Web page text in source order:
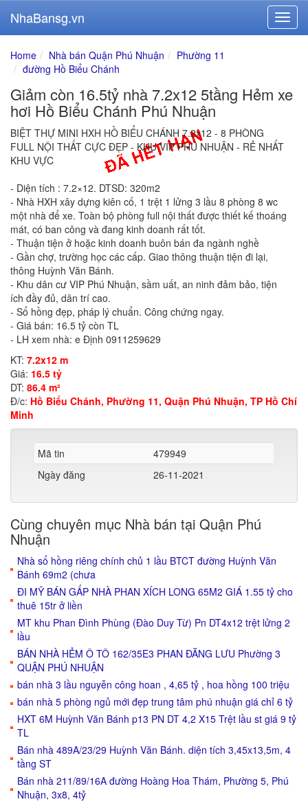
NhaBansg.vn
Home Nhà bán Quận Phú Nhuận
Phường 11
đường Hồ Biểu Chánh
Giảm còn 16.5tỷ nhà 7.2x12 5tầng Hẻm xe
hơi Hồ Biểu Chánh Phú Nhuận
BIỆT THỰ MINI HXH HỒ BIỂU CHÁNH 7.2x12 - 8 PHÒNG
FULL NỘI THẤT CỰC ĐẸP - KHU VIP PHÚ NHUẬN - RẺ NHẤT
KHU VỰC
- Diện tích : 7.2×12. DTSD: 320m2
- Nhà HXH xây dựng kiên cố, 1 trệt 1 lửng 3 lầu 8 phòng 8 wc
một nhà để xe. Toàn bộ phòng full nội thất được thiết kế thoáng
mát, có ban công và đang kinh doanh rất tốt.
- Thuận tiện ở hoặc kinh doanh buôn bán đa ngành nghề
- Gần chợ, trường học các cấp. Giao thông thuận tiện đi lại,
thông Huỳnh Văn Bánh.
- Khu dân cư VIP Phú Nhuận, sầm uất, an ninh đảm bảo, tiện
ích đầy đủ, dân trí cao.
- Sổ hồng đẹp, pháp lý chuẩn. Công chứng ngay.
- Giá bán: 16.5 tỷ còn TL
- LH xem nhà: e Định 0911259629
KT: 7.2x12 m
Giá: 16.5 tỷ
DT: 86.4 m²
Đ/c: Hồ Biểu Chánh, Phường 11, Quận Phú Nhuận, TP Hồ Chí
Minh
Mã tin
479949
Ngày đăng
26-11-2021
Cùng chuyên mục Nhà bán tại Quận Phú
Nhuận
Nhà sổ hồng riêng chính chủ 1 lầu BTCT đường Huỳnh Văn
Bánh 69m2 (chưa
ĐI MỸ BÁN GẤP NHÀ PHAN XÍCH LONG 65M2 GIÁ 1.55 tỷ cho
thuê 15tr ở liền
MT khu Phan Đình Phùng (Đào Duy Từ) Pn DT4x12 trệt lửng 2
lầu
BÁN NHÀ HẺM Ô TÔ 162/35E3 PHAN ĐĂNG LƯU Phường 3
QUẬN PHÚ NHUẬN
bán nhà 3 lầu nguyễn công hoan , 4,65 tỷ , hoa hồng 100 triệu
bán nhà 5 phòng ngủ mới đẹp trung tâm phú nhuận giá chỉ 6 tỷ
HXT 6M Huỳnh Văn Bánh p13 PN DT 4,2 X15 Trệt lầu st giá 9 tỷ
TL
Bán nhà 489A/23/29 Huỳnh Văn Bánh. diện tích 3,45x13,5m, 4
tầng ST
Bán nhà 211/89/16A đường Hoàng Hoa Thám, Phường 5, Phú
Nhuận, 3x8, 4tỷ